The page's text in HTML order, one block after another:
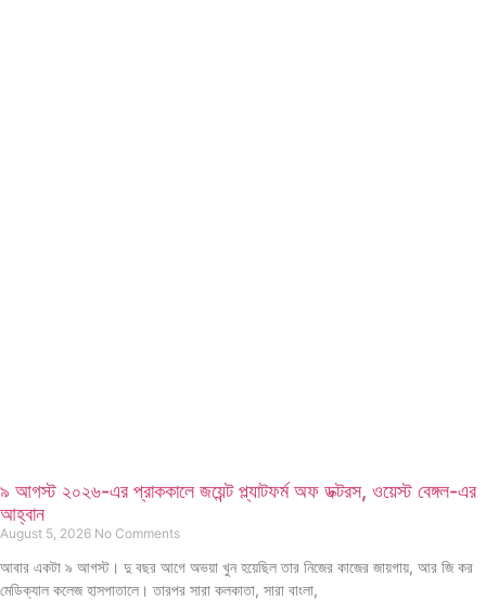
৯ আগস্ট ২০২৬-এর প্রাককালে জয়েন্ট প্ল্যাটফর্ম অফ ডক্টরস, ওয়েস্ট বেঙ্গল-এর
আহ্বান
August 5, 2026 No Comments
আবার একটা ৯ আগস্ট। দু বছর আগে অভয়া খুন হয়েছিল তার নিজের কাজের জায়গায়, আর জি কর
মেডিক্যাল কলেজ হাসপাতালে। তারপর সারা কলকাতা, সারা বাংলা,